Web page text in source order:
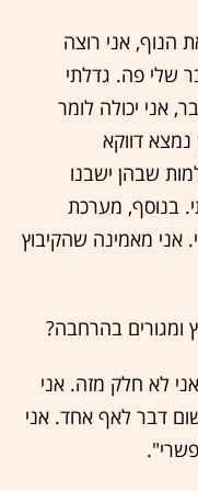
הנוף, אני רוצה
שלי פה. גדלתי
אני יכולה לומר
דווקא
שבהן ישבנו
בנוסף, מערכת
אני מאמינה שהקיבוץ
ומגורים בהרחבה?
לא חלק מזה. אני
דבר לאף אחד. אני